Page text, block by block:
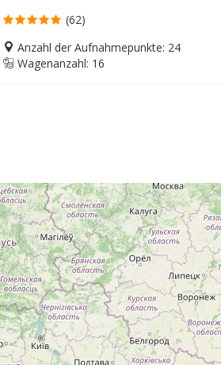
(62)
Anzahl der Aufnahmepunkte: 24
Wagenanzahl: 16